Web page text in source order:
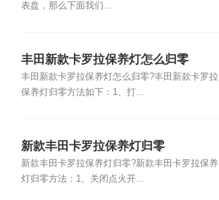
表盘，那么下面我们...
丰田新款卡罗拉保养灯怎么归零
丰田新款卡罗拉保养灯怎么归零?丰田新款卡罗拉
保养灯归零方法如下：1、打...
新款丰田卡罗拉保养灯归零
新款丰田卡罗拉保养灯归零?新款丰田卡罗拉保养
灯归零方法：1、关闭点火开...